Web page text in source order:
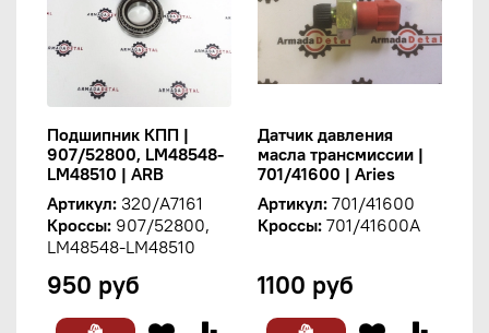
Подшипник КПП |
907/52800, LM48548-
LM48510 | ARB
Артикул: 320/A7161
Кроссы: 907/52800,
LM48548-LM48510
950 руб
Датчик давления
масла трансмиссии |
701/41600 | Aries
Артикул: 701/41600
Кроссы: 701/41600A
1100 руб